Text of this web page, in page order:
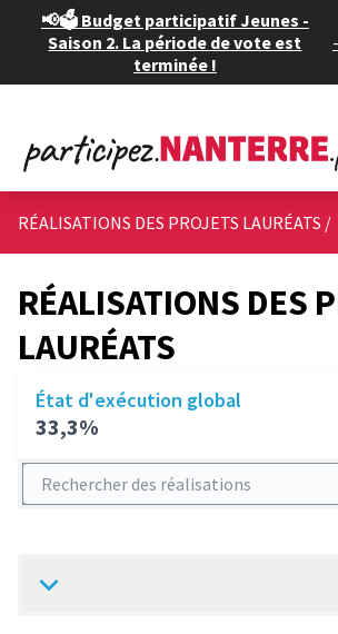
📢🗳️ Budget participatif Jeunes -
Saison 2. La période de vote est
terminée !
-
RÉALISATIONS DES PROJETS LAURÉATS /
RÉALISATIONS DES
LAURÉATS
État d'exécution global
33,3%
Rechercher des réalisations